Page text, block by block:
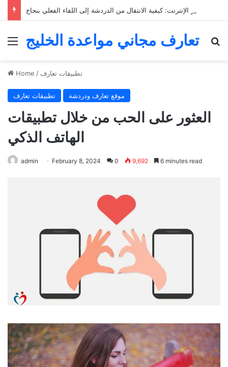
Menu
تعارف مجاني مواعدة الخليج
Home / تطبيقات تعارف
تطبيقات تعارف موقع تعارف ودردشة
العثور على الحب من خلال تطبيقات
الهاتف الذكي
admin February 8, 2024 0 9,692 6 minutes read